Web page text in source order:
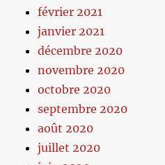
février 2021
janvier 2021
décembre 2020
novembre 2020
octobre 2020
septembre 2020
août 2020
juillet 2020